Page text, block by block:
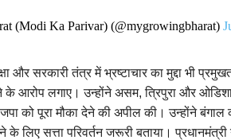
(Modi Ka Parivar) (@mygrowingbharat)
और सरकारी तंत्र में भ्रष्टाचार का मुद्दा भी
के आरोप लगाए। उन्होंने असम, त्रिपुरा और
को पूरा मौका देने की अपील की। उन्होंने बंगाल
सत्ता परिवर्तन जरूरी बताया। प्रधानमंत्री